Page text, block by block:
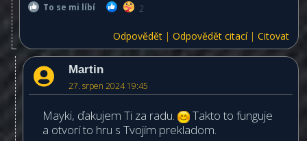
To se mi líbí 2
Odpovědět | Odpovědět citací| Citovat
Martin
27. srpen 2024 19:45
Mayki, ďakujem Ti za radu.
Takto to funguje
a otvorí to hru s Tvojím prekladom.